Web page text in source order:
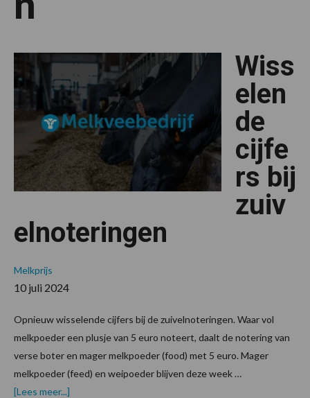
Wiss
elen
de
cijfe
rs bij
zuiv
elnoteringen
Melkprijs
10 juli 2024
Opnieuw wisselende cijfers bij de zuivelnoteringen. Waar vol
melkpoeder een plusje van 5 euro noteert, daalt de notering van
verse boter en mager melkpoeder (food) met 5 euro. Mager
melkpoeder (feed) en weipoeder blijven deze week …
[Lees meer...]